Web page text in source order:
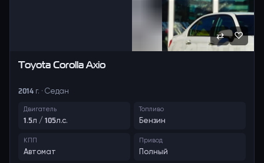
⇄ ♡
ToyotaCorolla Axio
2014 г. · Седан
Двигатель
1.5л / 105л.с.
Топливо
Бензин
КПП
Автомат
Привод
Полный